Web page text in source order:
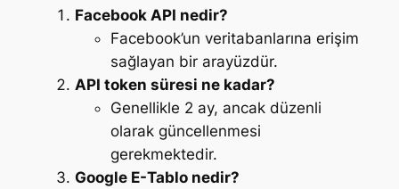
Facebook API nedir?
Facebook’un veritabanlarına erişim
sağlayan bir arayüzdür.
API token süresi ne kadar?
Genellikle 2 ay, ancak düzenli
olarak güncellenmesi
gerekmektedir.
Google E-Tablo nedir?